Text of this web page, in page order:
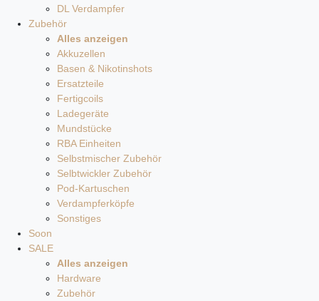
DL Verdampfer
Zubehör
Alles anzeigen
Akkuzellen
Basen & Nikotinshots
Ersatzteile
Fertigcoils
Ladegeräte
Mundstücke
RBA Einheiten
Selbstmischer Zubehör
Selbtwickler Zubehör
Pod-Kartuschen
Verdampferköpfe
Sonstiges
Soon
SALE
Alles anzeigen
Hardware
Zubehör